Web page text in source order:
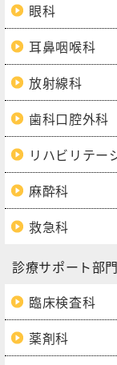
眼科
耳鼻咽喉科
放射線科
歯科口腔外科
リハビリテー
麻酔科
救急科
診療サポート部門
臨床検査科
薬剤科